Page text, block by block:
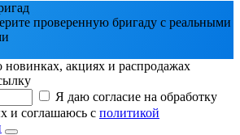
проверенную бригаду с реальными
акциях и распродажах
Я даю согласие на обработку
и соглашаюсь с политикой